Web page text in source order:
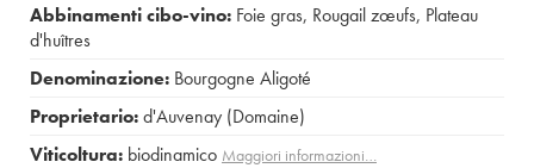
Abbinamenti cibo-vino: Foie gras, Rougail zœufs, Plateau
d'huîtres
Denominazione: Bourgogne Aligoté
Proprietario:d'Auvenay (Domaine)
Viticoltura: biodinamico Maggiori informazioni…